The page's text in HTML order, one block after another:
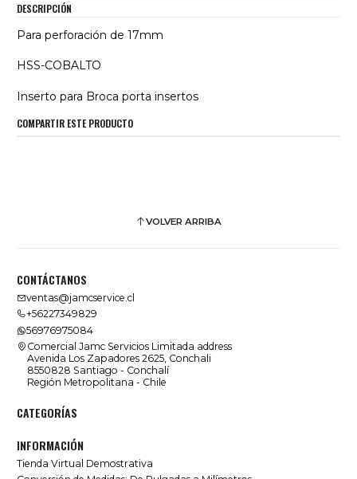
DESCRIPCIÓN
Para perforación de 17mm
HSS-COBALTO
Inserto para Broca porta insertos
COMPARTIR ESTE PRODUCTO
VOLVER ARRIBA
CONTÁCTANOS
ventas@jamcservice.cl
+56227349829
56976975084
Comercial Jamc Servicios Limitada address
Avenida Los Zapadores 2625, Conchali
8550828 Santiago - Conchalí
Región Metropolitana - Chile
CATEGORÍAS
INFORMACIÓN
Tienda Virtual Demostrativa